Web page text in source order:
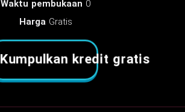
Waktu pembukaan 0
HargaGratis
Kumpulkan kredit gratis